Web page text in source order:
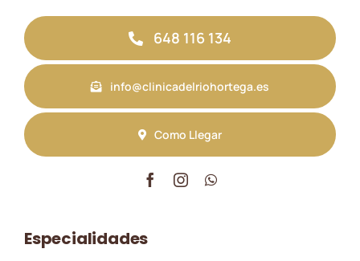
648 116 134
info@clinicadelriohortega.es
Como Llegar
Especialidades